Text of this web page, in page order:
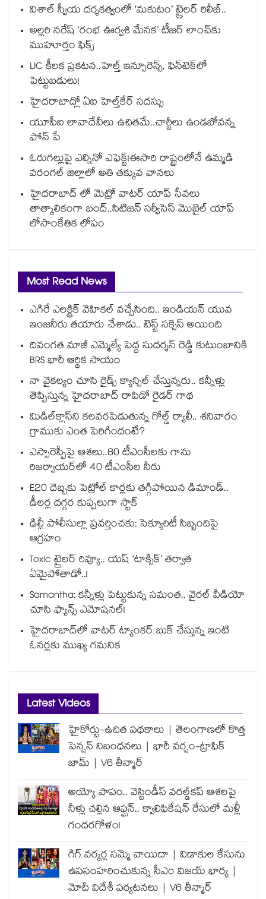
విశాల్ స్వీయ దర్శకత్వంలో ‘మకుటం’ ట్రైలర్ రిలీజ్..
అల్లరి నరేష్ ‘రంభ ఊర్వశి మేనక’ టీజర్ లాంచ్‌కు
ముహూర్తం ఫిక్స్
LIC కీలక ప్రకటన..హెల్త్ ఇన్సూరెన్స్, ఫిన్‌టెక్‌లో
పెట్టుబడులు!
హైదరాబాద్లో ఏఐ హెల్త్‌‌‌‌‌‌‌‌‌‌‌‌‌‌‌‌‌‌‌‌‌‌‌‌‌‌‌‌‌‌‌‌కేర్ సదస్సు
యూపీఐ లావాదేవీలు ఉచితమే..చార్జీలు ఉండబోవన్న
ఫోన్ పే
ఓరుగల్లుపై ఎల్నినో ఎఫెక్ట్!ఈసారి రాష్ట్రంలోనే ఉమ్మడి
వరంగల్ జిల్లాలో అతి తక్కువ వానలు
హైదరాబాద్ లో మెట్రో వాటర్‌‌ యాప్ సేవలు
తాత్కాలికంగా బంద్..సిటిజన్ సర్వీసెస్ మొబైల్ యాప్
లోసాంకేతిక లోపం
Most Read News
ఎగిరే ఎలక్ట్రిక్ వెహికల్ వచ్చేసింది.. ఇండియన్ యువ
ఇంజనీరు తయారు చేశాడు.. టెస్ట్ సక్సెస్ అయింది
దివంగత మాజీ ఎమ్మెల్యే పెద్ద సుదర్శన్ రెడ్డి కుటుంబానికి
BRS భారీ ఆర్థిక సాయం
నా వైకల్యం చూసి రైడ్స్ క్యాన్సిల్ చేస్తున్నరు.. కన్నీళ్లు
తెప్పిస్తున్న హైదరాబాద్ రాపిడో రైడర్ గాథ
మిడిల్‌క్లాస్‌ని కలవరపెడుతున్న గోల్డ్ ర్యాలీ.. శనివారం
గ్రాముకు ఎంత పెరిగిందంటే?
ఎస్సారెస్పీపై ఆశలు..80 టీఎంసీలకు గాను
రిజర్వాయర్‌‌‌‌‌‌‌‌‌‌‌‌‌‌‌‌లో 40 టీఎంసీల నీరు
E20 దెబ్బకు పెట్రోల్ కార్లకు తగ్గిపోయిన డిమాండ్..
డీలర్ల దగ్గర కుప్పలుగా స్టాక్
ఢిల్లీ పోలీసుల్లా ప్రవర్తించకు: సెక్యూరిటీ సిబ్బందిపై
ఆగ్రహం
Toxic ట్రైలర్ రివ్యూ.. యష్ ‘టాక్సిక్’ తర్వాత
ఏమైపోతాడో..!
Samantha: కన్నీళ్లు పెట్టుకున్న సమంత.. వైరల్ వీడియో
చూసి ఫ్యాన్స్ ఎమోషనల్!
హైదరాబాద్⁪లో వాటర్ ట్యాంకర్ బుక్ చేస్తున్న ఇంటి
ఓనర్లకు ముఖ్య గమనిక
Latest Videos
హైకోర్టు-ఉచిత పథకాలు | తెలంగాణలో కొత్త
పెన్షన్ నిబంధనలు | భారీ వర్షం-ట్రాఫిక్
జామ్ | V6 తీన్మార్
అయ్యో పాపం.. వెస్టిండీస్ వరల్డ్‌కప్ ఆశలపై
నీళ్లు చల్లిన ఆఫ్ఘన్.. క్వాలిఫికేషన్ రేసులో మళ్లీ
గందరగోళం!
గిగ్ వర్కర్ల సమ్మె వాయిదా | విడాకుల కేసును
ఉపసంహరించుకున్న సీఎం విజయ్ భార్య |
మోదీ విదేశీ పర్యటనలు | V6 తీన్మార్